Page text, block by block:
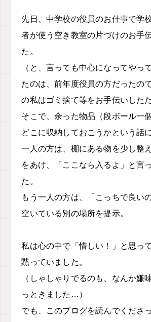
先日、中学校の役員のお仕事で学
者が使う空き教室の片づけのお手
た。
（と、言っても中心になってやっ
たのは、前年度役員の方だったの
の私はゴミ捨て等をお手伝いした
そこで、余った物品（段ボール一
どこに収納しておこうかという話
一人の方は、棚にある物を少し整
をあけ、「ここなら入るよ」と言
た。
もう一人の方は、「こっちで良い
空いている別の場所を提示。
私は心の中で「惜しい！」と思っ
黙っていました。
（しゃしゃりでるのも、なんか嫌
っときました…）
でも、このブログを読んでくださ